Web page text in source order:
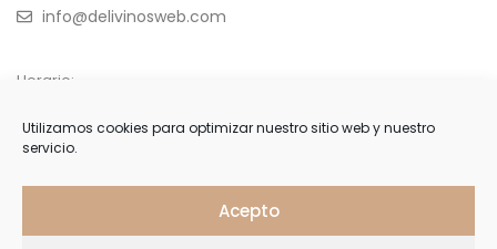
Utilizamos cookies para optimizar nuestro sitio web y nuestro
servicio.
Acepto
info@delivinosweb.com
Horario:
De Lunes a Sábado 10:00 a 22:00 h.
Domingo y feriados de 11:00 a 18:00 h.